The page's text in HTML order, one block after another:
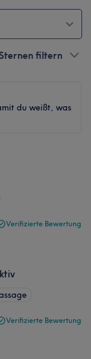
filtern
du weißt, was
Verifizierte Bewertung
Verifizierte Bewertung